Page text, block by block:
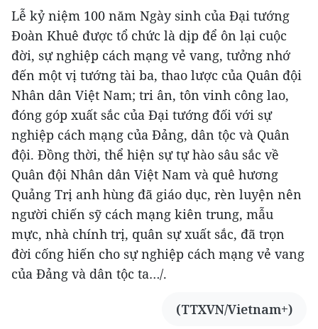
Lễ kỷ niệm 100 năm Ngày sinh của Đại tướng
Đoàn Khuê được tổ chức là dịp để ôn lại cuộc
đời, sự nghiệp cách mạng vẻ vang, tưởng nhớ
đến một vị tướng tài ba, thao lược của Quân đội
Nhân dân Việt Nam; tri ân, tôn vinh công lao,
đóng góp xuất sắc của Đại tướng đối với sự
nghiệp cách mạng của Đảng, dân tộc và Quân
đội. Đồng thời, thể hiện sự tự hào sâu sắc về
Quân đội Nhân dân Việt Nam và quê hương
Quảng Trị anh hùng đã giáo dục, rèn luyện nên
người chiến sỹ cách mạng kiên trung, mẫu
mực, nhà chính trị, quân sự xuất sắc, đã trọn
đời cống hiến cho sự nghiệp cách mạng vẻ vang
của Đảng và dân tộc ta…/.
(TTXVN/Vietnam+)